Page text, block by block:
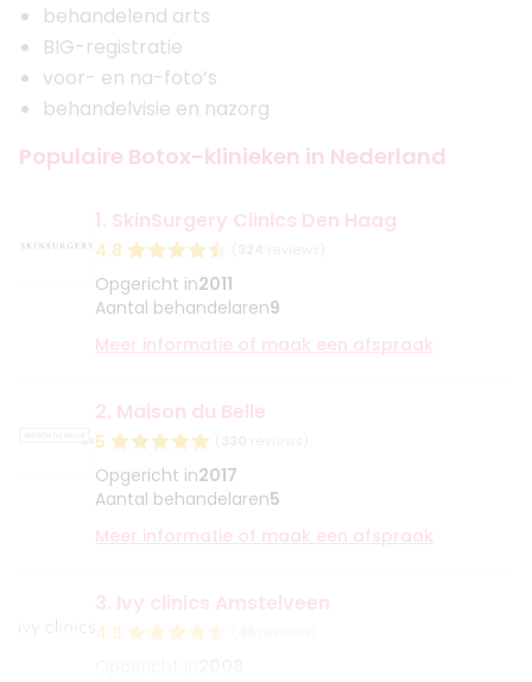
behandelend arts
BIG-registratie
voor- en na-foto’s
behandelvisie en nazorg
Populaire Botox-klinieken in Nederland
1. SkinSurgery Clinics Den Haag
4.8
Opgericht in2011
Aantal behandelaren9
Meer informatie of maak een afspraak
2. Maison du Belle
5
Opgericht in2017
Aantal behandelaren5
Meer informatie of maak een afspraak
3. Ivy clinics Amstelveen
4.8